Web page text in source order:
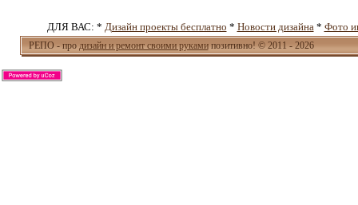
ДЛЯ ВАС: * Дизайн проекты бесплатно * Новости дизайна * Фото
РЕПО - про дизайн и ремонт своими рукамипозитивно! © 2011 - 2026